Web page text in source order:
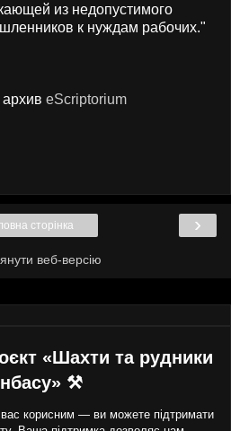
из недопустимого
к нуждам рабочих."
eScriptorium
›
сторінка
веб-версію
«Шахти та рудники
⚒
корисним — ви можете підтримати